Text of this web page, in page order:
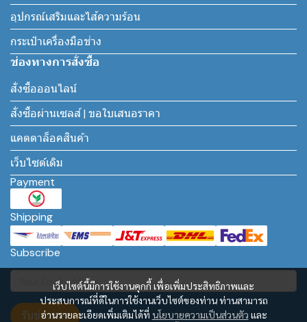
เว็บไซต์นี้มีการใช้งานคุกกี้ เพื่อเพิ่มประสิทธิภาพและ
ประสบการณ์ที่ดีในการใช้งานเว็บไซต์ของท่าน ท่านสามารถ
อ่านรายละเอียดเพิ่มเติมได้ที่ นโยบายความเป็นส่วนตัว และ
อุปกรณ์เสริมและไส้ความร้อน
กระเป๋าเครื่องมือช่าง
ช่องทางการสั่งซื้อ
สั่งซื้อออนไลน์
สั่งซื้อผ่านเซลส์ | ขอใบเสนอราคา
แคตตาล็อคสินค้า
เว็บไซต์เดิม
Payment
Shipping
Subscribe
รับข่าวสาร